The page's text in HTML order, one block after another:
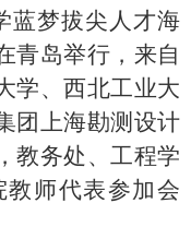
蓝梦拔尖人才海
青岛举行，来自
学、西北工业大
团上海勘测设计
教务处、工程学
教师代表参加会